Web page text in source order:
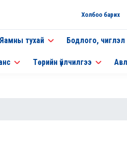
Холбоо барих
Яамны тухай Бодлого, чиглэл
Төрийн үйлчилгээ